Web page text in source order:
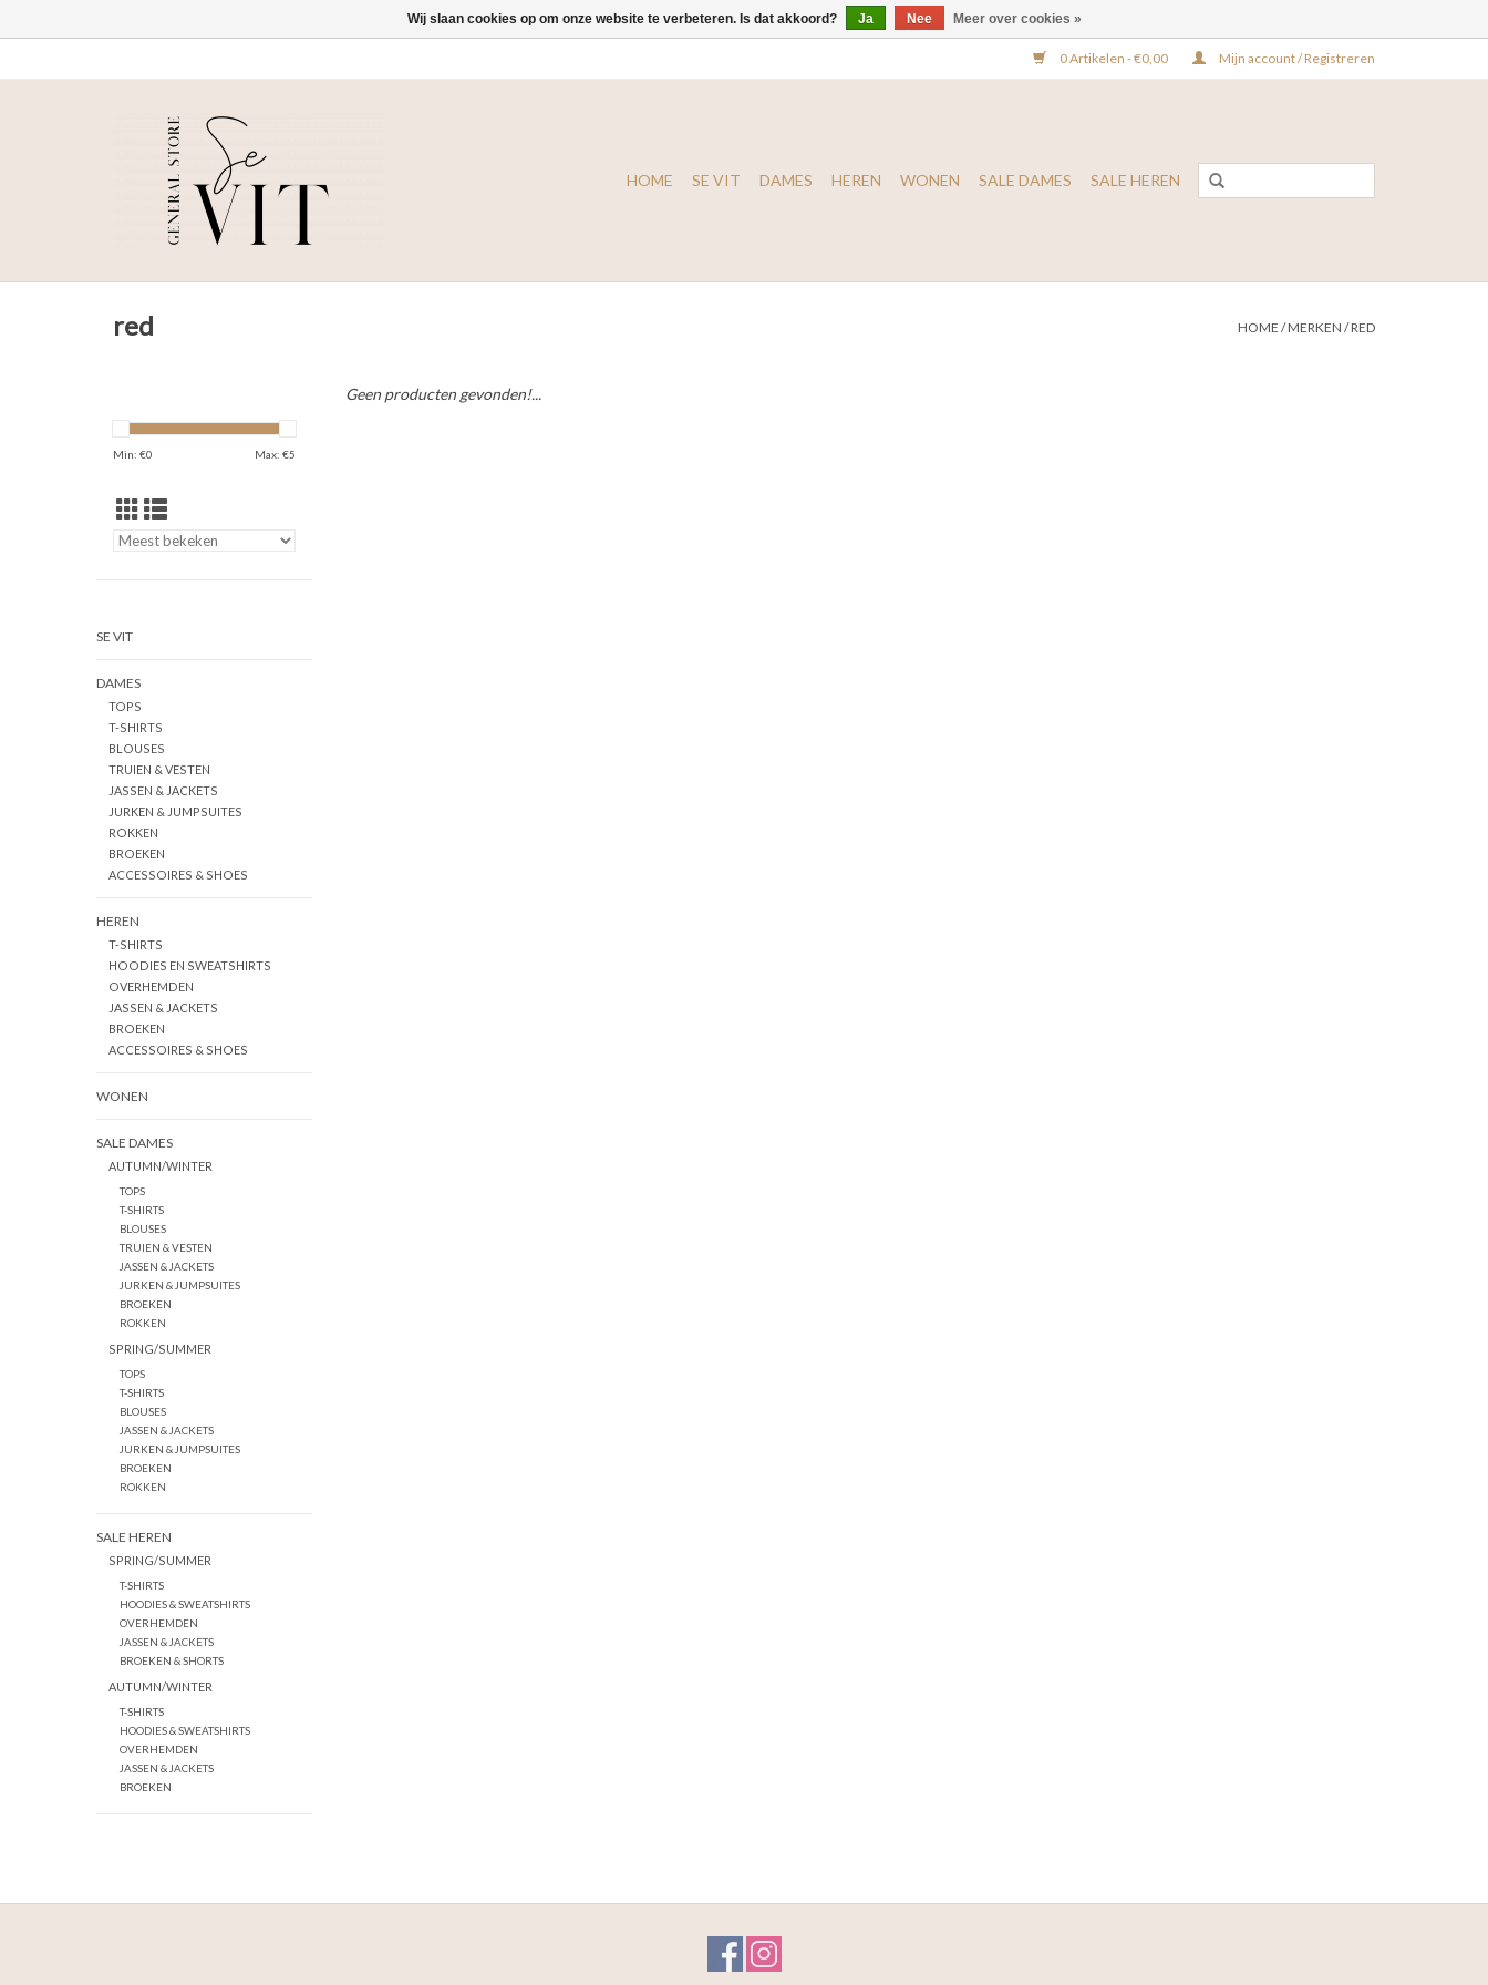
0 Artikelen - €0,00 Mijn account / Registreren
HOME SE VIT DAMES HEREN WONEN SALE DAMES SALE HEREN
red HOME /MERKEN /RED
Min: €0 Max: €5
SE VIT
DAMES
TOPS
T-SHIRTS
BLOUSES
TRUIEN & VESTEN
JASSEN & JACKETS
JURKEN & JUMPSUITES
ROKKEN
BROEKEN
ACCESSOIRES & SHOES
HEREN
T-SHIRTS
HOODIES EN SWEATSHIRTS
OVERHEMDEN
JASSEN & JACKETS
BROEKEN
ACCESSOIRES & SHOES
WONEN
SALE DAMES
AUTUMN/WINTER
TOPS
T-SHIRTS
BLOUSES
TRUIEN & VESTEN
JASSEN & JACKETS
JURKEN & JUMPSUITES
BROEKEN
ROKKEN
SPRING/SUMMER
TOPS
T-SHIRTS
BLOUSES
JASSEN & JACKETS
JURKEN & JUMPSUITES
BROEKEN
ROKKEN
SALE HEREN
SPRING/SUMMER
T-SHIRTS
HOODIES & SWEATSHIRTS
OVERHEMDEN
JASSEN & JACKETS
BROEKEN & SHORTS
AUTUMN/WINTER
T-SHIRTS
HOODIES & SWEATSHIRTS
OVERHEMDEN
JASSEN & JACKETS
BROEKEN
Geen producten gevonden!...
Wij slaan cookies op om onze website te verbeteren. Is dat akkoord? Ja Nee Meer over cookies »